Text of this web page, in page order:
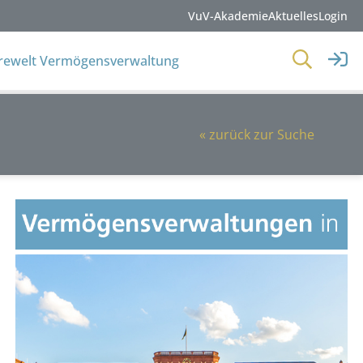
VuV-AkademieAktuellesLogin
Vermögensverwaltung
« zurück zur Suche